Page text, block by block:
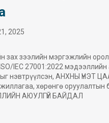
2025
зах зээлийн мэргэжлийн
IEC 27001:2022
нэвтрүүлсэн, АНХНЫ ҮНЭТ
хөрөнгө оруулалтын
АЮУЛГҮЙ БАЙДАЛ